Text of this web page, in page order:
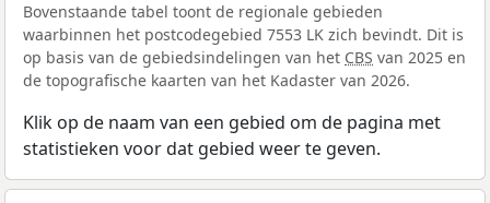
Bovenstaande tabel toont de regionale gebieden
waarbinnen het postcodegebied 7553 LK zich bevindt. Dit is
op basis van de gebiedsindelingen van het CBS van 2025 en
de topografische kaarten van het Kadaster van 2026.
Klik op de naam van een gebied om de pagina met
statistieken voor dat gebied weer te geven.